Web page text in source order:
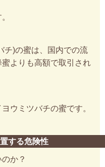
チ)の蜜は、国内での流
よりも高額で取引され
ウミツバチの蜜です。
する危険性
か？